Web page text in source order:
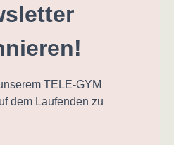
TELE-GYM
dem Laufenden zu